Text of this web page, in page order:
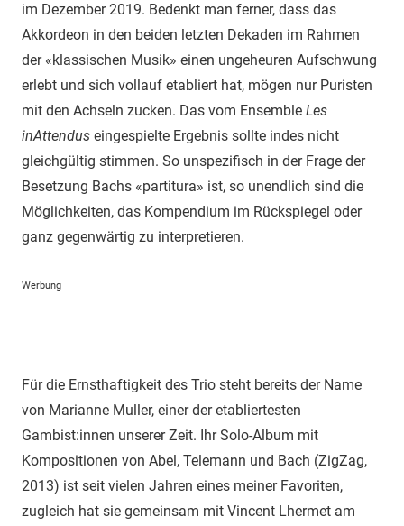
im Dezember 2019. Bedenkt man ferner, dass das
Akkordeon in den beiden letzten Dekaden im Rahmen
der «klassischen Musik» einen ungeheuren Aufschwung
erlebt und sich vollauf etabliert hat, mögen nur Puristen
mit den Achseln zucken. Das vom Ensemble Les
inAttendus eingespielte Ergebnis sollte indes nicht
gleichgültig stimmen. So unspezifisch in der Frage der
Besetzung Bachs «partitura» ist, so unendlich sind die
Möglichkeiten, das Kompendium im Rückspiegel oder
ganz gegenwärtig zu interpretieren.
Werbung
Für die Ernsthaftigkeit des Trio steht bereits der Name
von Marianne Muller, einer der etabliertesten
Gambist:innen unserer Zeit. Ihr Solo-Album mit
Kompositionen von Abel, Telemann und Bach (ZigZag,
2013) ist seit vielen Jahren eines meiner Favoriten,
zugleich hat sie gemeinsam mit Vincent Lhermet am